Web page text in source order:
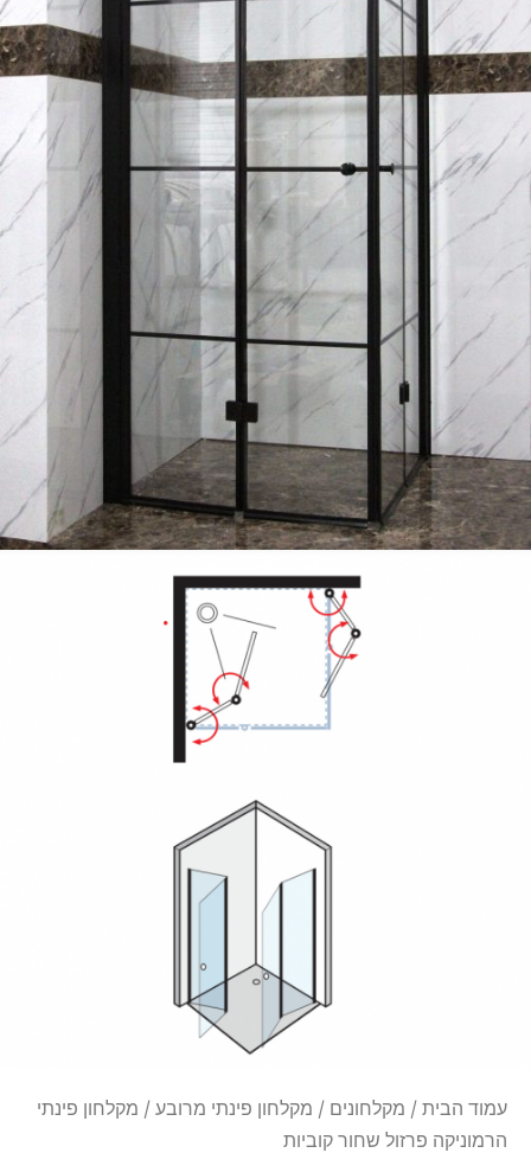
עמוד הבית / מקלחונים / מקלחון פינתי מרובע / מקלחון פינתי
הרמוניקה פרזול שחור קוביות